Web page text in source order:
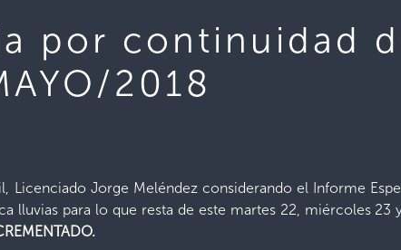
por continuidad
2018
Licenciado Jorge Meléndez considerando el Informe
lluvias para lo que resta de este martes 22, miércoles